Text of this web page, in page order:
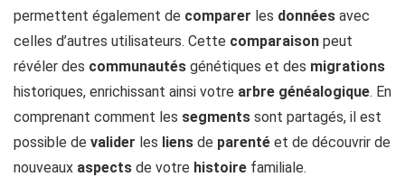
permettent également de comparer les données avec
celles d’autres utilisateurs. Cette comparaison peut
révéler des communautés génétiques et des migrations
historiques, enrichissant ainsi votre arbre généalogique. En
comprenant comment les segments sont partagés, il est
possible de valider les liens de parenté et de découvrir de
nouveaux aspects de votre histoire familiale.